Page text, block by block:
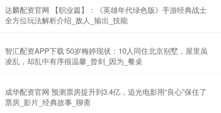
达麟配资官网 【职业篇】：《英雄年代绿色版》手游经典战士
全方位玩法解析介绍_敌人_输出_技能
智汇配资APP下载 50岁梅婷现状：10人同住北京别墅，屋里虽
凌乱，却乱中有序很温馨_曾剑_因为_餐桌
成华配资官网 预测票房提升到3.4亿，追光电影用“良心”保住了
票房_影片_经典故事_聊斋